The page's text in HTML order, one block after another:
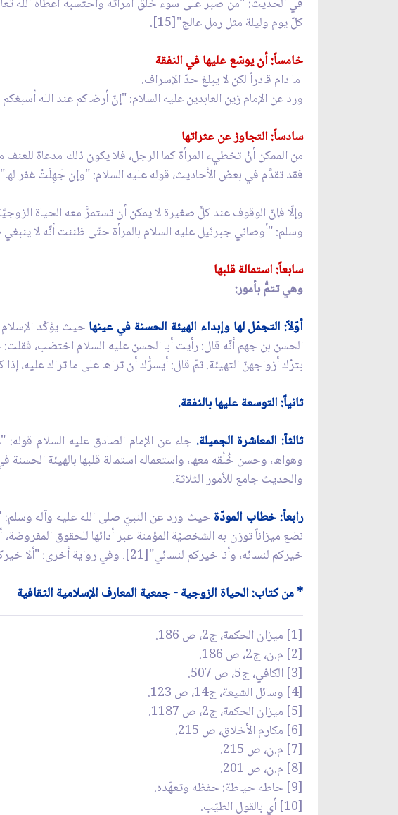
كلّ يوم وليلة مثل رمل عالج"[15].
خامساً: أن يوسّع عليها في النفقة
ما دام قادراً لكن لا يبلغ حدّ الإسراف‏.
ورد عن الإمام زين العابدين عليه السلام: "إنّ أرضاكم عند الله أسبغكم
سادساً: التجاوز عن عثراتها
من الممكن أنْ تخطيء المرأة كما الرجل، فلا يكون ذلك مدعاة للعنف
فقد تقدَّم في بعض الأحاديث، قوله عليه السلام: "وإن جَهِلَتْ غفر
وإلّا فإنّ الوقوف عند كلِّ صغيرة لا يمكن أن تستمرَّ معه الحياة
وسلم: "أوصاني جبرئيل عليه السلام بالمرأة حتّى ظننت أنّه لا ينبغي
سابعاً: استمالة قلبها
وهي تتمُّ بأمور:
أوّلاً: التجمّل لها وإبداء الهيئة الحسنة في عينها حيث يؤكّد
الحسن بن جهم أنّه قال: رأيت أبا الحسن عليه السلام اختضب، فقلت:
بترْك أزواجهنّ التهيئة. ثمّ قال: أيسرُّك أن تراها على ما تراك عليه،
ثانياً: التوسعة عليها بالنفقة.
ثالثاً: المعاشرة الجميلة. جاء عن الإمام الصادق عليه السلام
وهواها، وحسن خُلُقه معها، واستعماله استمالة قلبها بالهيئة الحسنة
والحديث جامع للأمور الثلاثة.
رابعاً: خطاب المودّة
نضع ميزاناً توزن به الشخصيّة المؤمنة عبر أدائها للحقوق
خيركم لنسائه، وأنا خيركم لنسائي"[21]. وفي رواية أخرى: "ألا خيركم خيركم لأهله، وأنا خيركم لأهلي"[22].
* من كتاب: الحياة الزوجية - جمعية المعارف الإسلامية الثقافية
[1] ميزان الحكمة، ج2، ص 186.
[2] م.ن، ج2، ص 186.
[3] الكافي، ج5، ص 507.
[4] وسائل الشيعة، ج14، ص 123.
[5] ميزان الحكمة، ج2، ص 1187.
[6] مكارم الأخلاق، ص 215.
[7] م.ن، ص 215.
[8] م.ن، ص 201.
[9] حاطه حياطة: حفظه وتعهّده.
[10] أي بالقول الطيّب.